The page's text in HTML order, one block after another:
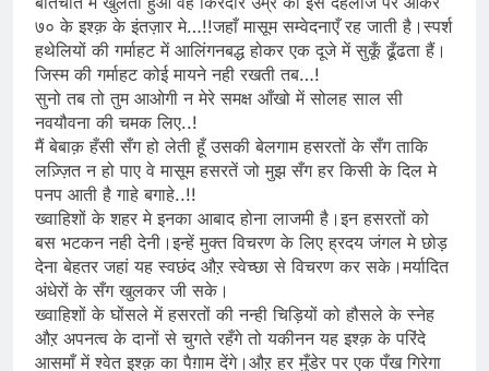
७० के इश्क़ के इंतज़ार मे…!!जहाँ मासूम सम्वेदनाएँ रह जाती है।स्पर्श
हथेलियों की गर्माहट में आलिंगनबद्ध होकर एक दूजे में सुकूँ ढूँढता हैं।
जिस्म की गर्माहट कोई मायने नही रखती तब…!
सुनो तब तो तुम आओगी न मेरे समक्ष आँखो में सोलह साल सी
नवयौवना की चमक लिए..!
मैं बेबाक़ हँसी सँग हो लेती हूँ उसकी बेलगाम हसरतों के सँग ताकि
लज़्ज़ित न हो पाए वे मासूम हसरतें जो मुझ सँग हर किसी के दिल मे
पनप आती है गाहे बगाहे..!!
ख्वाहिशों के शहर मे इनका आबाद होना लाजमी है।इन हसरतों को
बस भटकन नही देनी।इन्हें मुक्त विचरण के लिए ह्रदय जंगल मे छोड़
देना बेहतर जहां यह स्वछंद औऱ स्वेच्छा से विचरण कर सके।मर्यादित
अंधेरों के सँग खुलकर जी सके।
ख्वाहिशों के घोंसले में हसरतों की नन्ही चिड़ियों को हौसले के स्नेह
औऱ अपनत्व के दानों से चुगते रहँगे तो यकीनन यह इश्क़ के परिंदे
आसमाँ में श्वेत इश्क़ का पैग़ाम देंगे।औऱ हर मुँडेर पर एक पँख गिरेगा